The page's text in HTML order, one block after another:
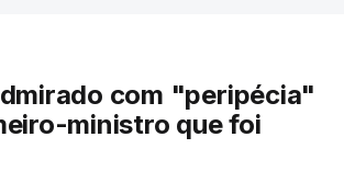
com "peripécia"
ministro que foi